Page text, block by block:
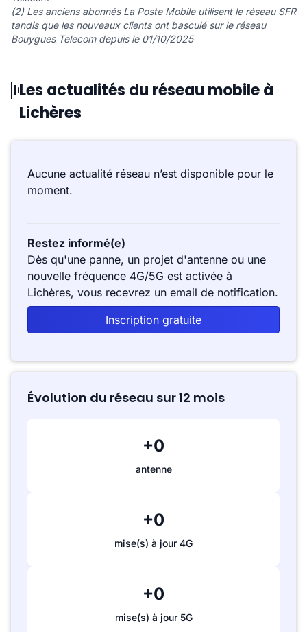
(2) Les anciens abonnés La Poste Mobile utilisent le réseau SFR
tandis que les nouveaux clients ont basculé sur le réseau
Bouygues Telecom depuis le 01/10/2025
Les actualités du réseau mobile à
Lichères
Aucune actualité réseau n’est disponible pour le
moment.
Restez informé(e)
Dès qu'une panne, un projet d'antenne ou une
nouvelle fréquence 4G/5G est activée à
Lichères, vous recevrez un email de notification.
Inscription gratuite
Évolution du réseau sur 12 mois
+0
antenne
+0
mise(s) à jour 4G
+0
mise(s) à jour 5G